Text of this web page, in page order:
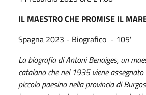
IL MAESTRO CHE PROMISE IL
Spagna 2023 - Biografico - 105'
La biografia di Antoni Benaiges, un
catalano che nel 1935 viene
piccolo paesino nella provincia di